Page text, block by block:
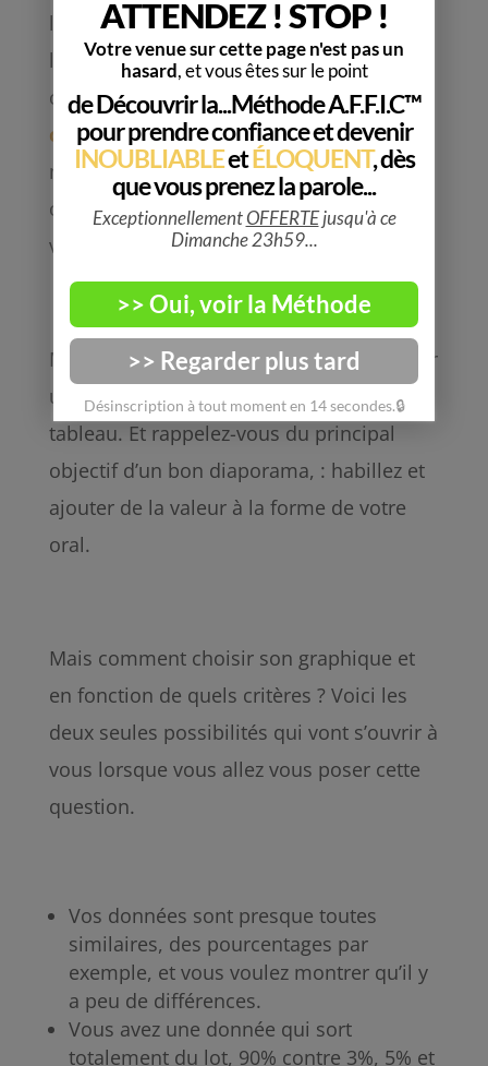
les chiffres clés soient plus visibles que
les autres. Soulignez, mettez en gras,
changez la couleur de la case…Les
couleurs sur un diaporamadoivent
matcher entres-elles et créer un
constraste suffisamment prononcer pour
vraiment sortir de votre tableau !
Mais si vous avez le choix, alors partez sur
un graphique. Il sera plus visuel qu’un
tableau. Et rappelez-vous du principal
objectif d’un bon diaporama, : habillez et
ajouter de la valeur à la forme de votre
oral.
Mais comment choisir son graphique et
en fonction de quels critères ? Voici les
deux seules possibilités qui vont s’ouvrir à
vous lorsque vous allez vous poser cette
question.
Vos données sont presque toutes
similaires, des pourcentages par
exemple, et vous voulez montrer qu’il y
a peu de différences.
Vous avez une donnée qui sort
totalement du lot, 90% contre 3%, 5% et